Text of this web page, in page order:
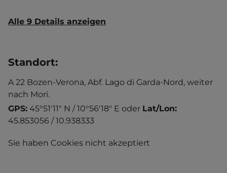
Alle 9 Details anzeigen
Standort:
A 22 Bozen-Verona, Abf. Lago di Garda-Nord, weiter
nach Mori.
GPS: 45°51'11" N / 10°56'18" E oder Lat/Lon:
45.853056 / 10.938333
Sie haben Cookies nicht akzeptiert